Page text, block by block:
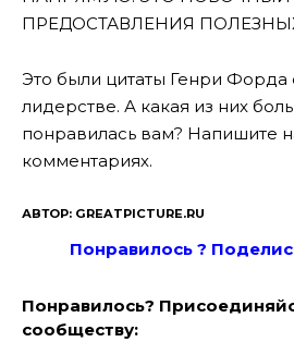
ПРЕДОСТАВЛЕНИЯ
Это были цитаты Генри Форда
лидерстве. А какая из них
понравилась вам? Напишите
комментариях.
АВТОР: GREATPICTURE.RU
Понравилось ? Поде
Понравилось?
сообществу: